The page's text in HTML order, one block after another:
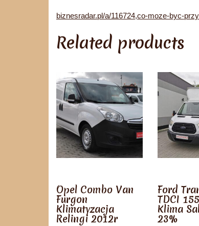
biznesradar.pl/a/116724,co-moze-byc-
Related products
Opel Combo Van
Furgon
Klimatyzacja
Relingi 2012r
Ford
TDCI
Klima
23%